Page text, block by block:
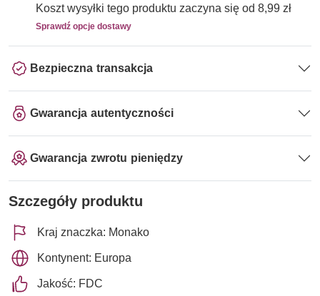
Koszt wysyłki tego produktu zaczyna się od 8,99 zł
Sprawdź opcje dostawy
Bezpieczna transakcja
Gwarancja autentyczności
Gwarancja zwrotu pieniędzy
Szczegóły produktu
Kraj znaczka: Monako
Kontynent: Europa
Jakość: FDC